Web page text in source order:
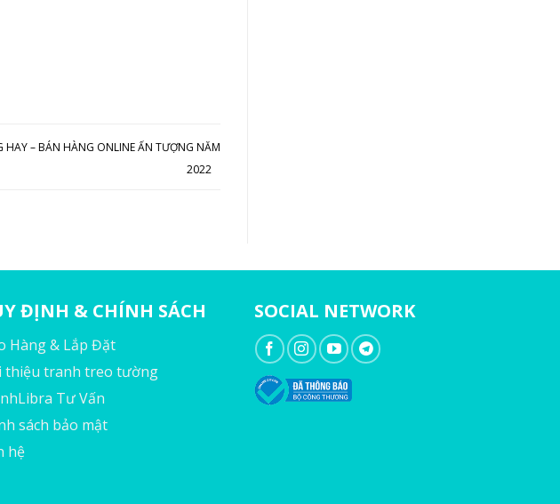
HAY – BÁN HÀNG ONLINE ẤN TƯỢNG NĂM
2022
ĐỊNH & CHÍNH SÁCH
Hàng & Lắp Đặt
thiệu tranh treo tường
Tư Vấn
sách bảo mật
hệ
SOCIAL NETWORK